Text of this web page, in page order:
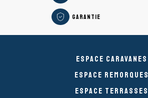
Garantie
Espace caravanes
Espace remorques
Espace Terrasses